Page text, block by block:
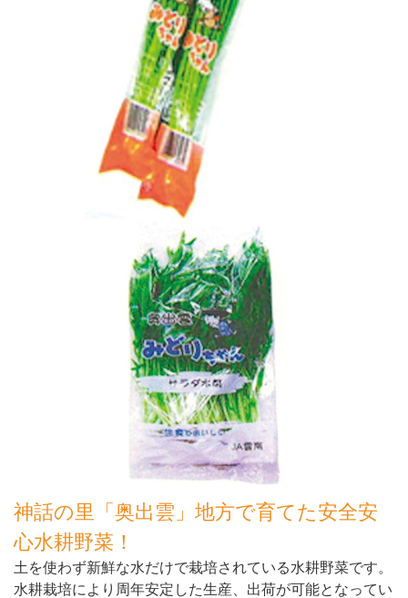
神話の里「奥出雲」地方で育てた安全安
心水耕野菜！
土を使わず新鮮な水だけで栽培されている水耕野菜です。
水耕栽培により周年安定した生産、出荷が可能となってい